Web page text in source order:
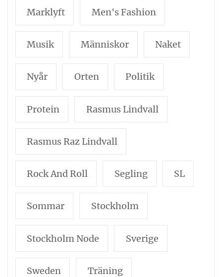
Marklyft Men's Fashion
Musik Människor Naket
Nyår Orten Politik
Protein Rasmus Lindvall
Rasmus Raz Lindvall
Rock And Roll Segling SL
Sommar Stockholm
Stockholm Node Sverige
Sweden Träning